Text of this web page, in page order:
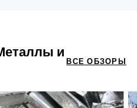
и
ВСЕ ОБЗОРЫ